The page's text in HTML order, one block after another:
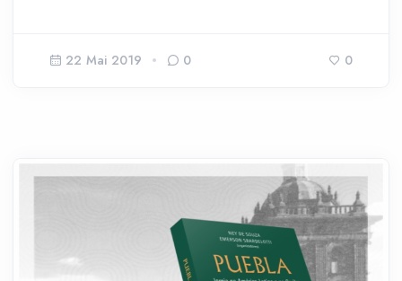
22 Mai 2019 0 0